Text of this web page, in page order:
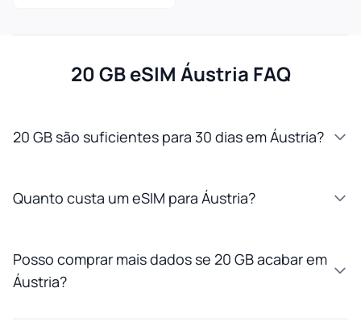
20 GB eSIM Áustria FAQ
20 GB são suficientes para 30 dias em Áustria?
Quanto custa um eSIM para Áustria?
Posso comprar mais dados se 20 GB acabar em
Áustria?